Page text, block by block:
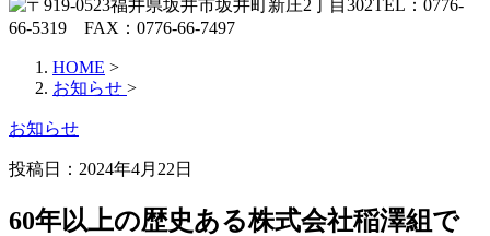
HOME >
お知らせ >
お知らせ
投稿日：2024年4月22日
60年以上の歴史ある株式会社稲澤組で